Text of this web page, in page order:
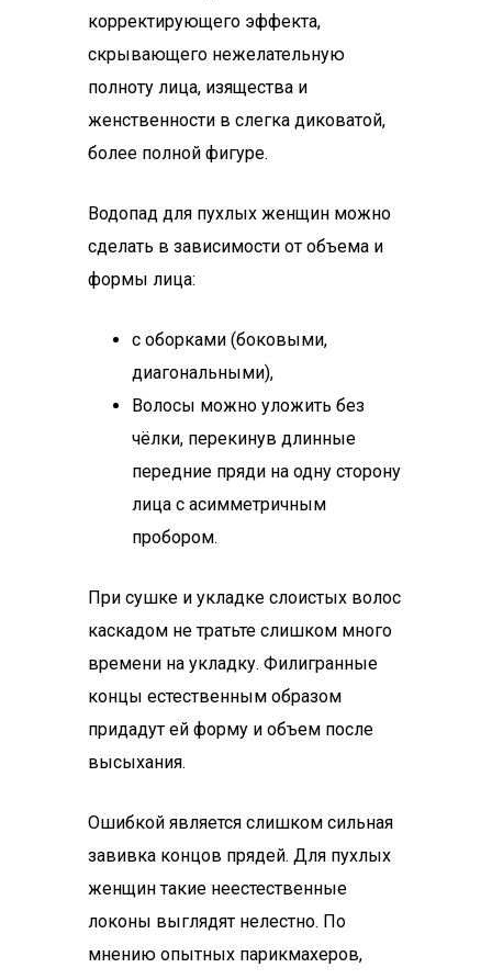
корректирующего эффекта,
скрывающего нежелательную
полноту лица, изящества и
женственности в слегка диковатой,
более полной фигуре.
Водопад для пухлых женщин можно
сделать в зависимости от объема и
формы лица:
с оборками (боковыми,
диагональными),
Волосы можно уложить без
чёлки, перекинув длинные
передние пряди на одну сторону
лица с асимметричным
пробором.
При сушке и укладке слоистых волос
каскадом не тратьте слишком много
времени на укладку. Филигранные
концы естественным образом
придадут ей форму и объем после
высыхания.
Ошибкой является слишком сильная
завивка концов прядей. Для пухлых
женщин такие неестественные
локоны выглядят нелестно. По
мнению опытных парикмахеров,